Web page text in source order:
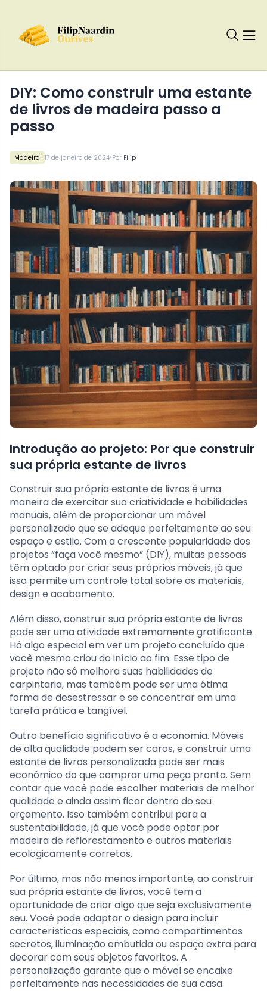
Madeira 17 de janeiro de 2024•Por Filip
DIY: Como construir uma estante
de livros de madeira passo a
passo
Introdução ao projeto: Por que construir
sua própria estante de livros
Construir sua própria estante de livros é uma
maneira de exercitar sua criatividade e habilidades
manuais, além de proporcionar um móvel
personalizado que se adeque perfeitamente ao seu
espaço e estilo. Com a crescente popularidade dos
projetos “faça você mesmo” (DIY), muitas pessoas
têm optado por criar seus próprios móveis, já que
isso permite um controle total sobre os materiais,
design e acabamento.
Além disso, construir sua própria estante de livros
pode ser uma atividade extremamente gratificante.
Há algo especial em ver um projeto concluído que
você mesmo criou do início ao fim. Esse tipo de
projeto não só melhora suas habilidades de
carpintaria, mas também pode ser uma ótima
forma de desestressar e se concentrar em uma
tarefa prática e tangível.
Outro benefício significativo é a economia. Móveis
de alta qualidade podem ser caros, e construir uma
estante de livros personalizada pode ser mais
econômico do que comprar uma peça pronta. Sem
contar que você pode escolher materiais de melhor
qualidade e ainda assim ficar dentro do seu
orçamento. Isso também contribui para a
sustentabilidade, já que você pode optar por
madeira de reflorestamento e outros materiais
ecologicamente corretos.
Por último, mas não menos importante, ao construir
sua própria estante de livros, você tem a
oportunidade de criar algo que seja exclusivamente
seu. Você pode adaptar o design para incluir
características especiais, como compartimentos
secretos, iluminação embutida ou espaço extra para
decorar com seus objetos favoritos. A
personalização garante que o móvel se encaixe
perfeitamente nas necessidades de sua casa.